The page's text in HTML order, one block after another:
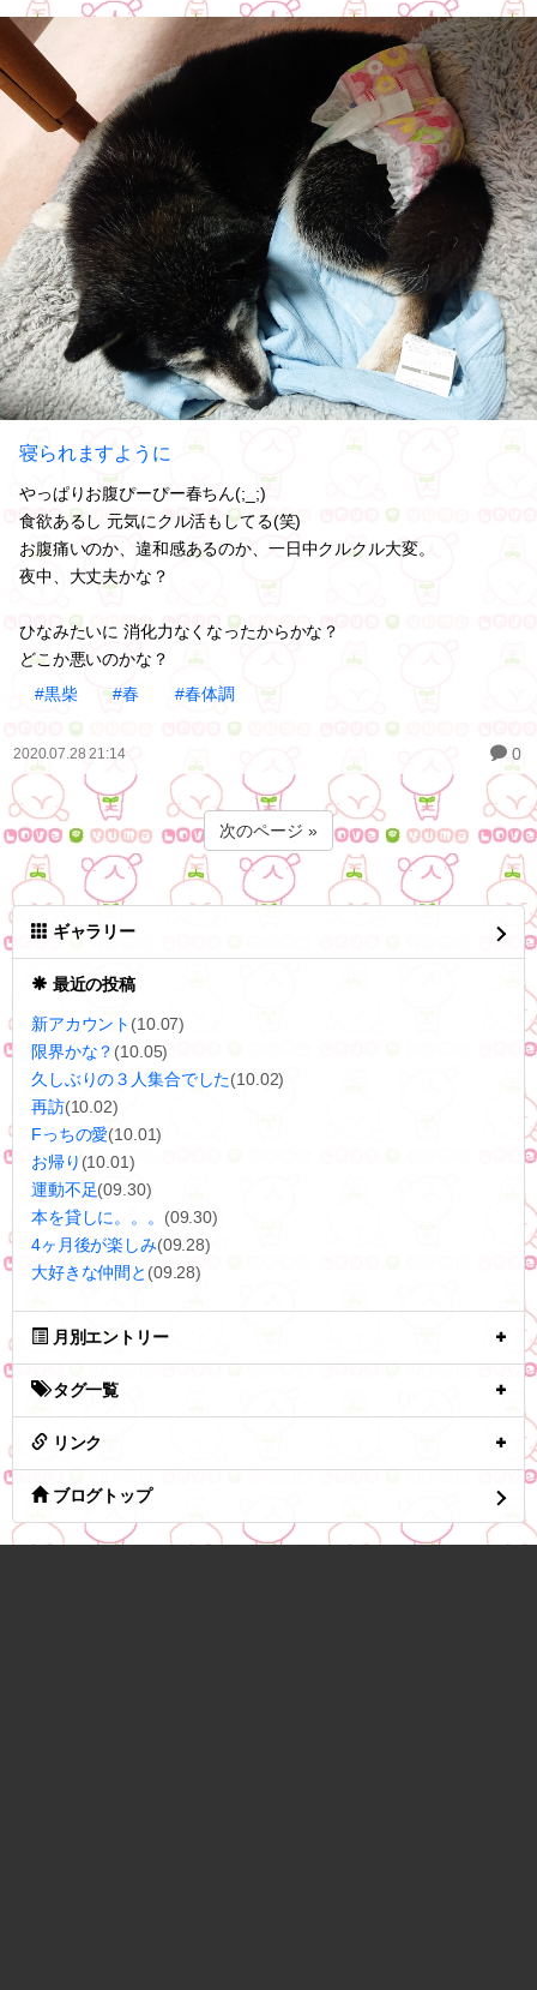
寝られますように
やっぱりお腹ぴーぴー春ちん(;_;)
食欲あるし 元気にクル活もしてる(笑)
お腹痛いのか、違和感あるのか、一日中クルクル大変。
夜中、大丈夫かな？
ひなみたいに 消化力なくなったからかな？
どこか悪いのかな？
#黒柴
#春 #春体調
2020.07.28 21:14 0
次のページ »
ギャラリー
最近の投稿
新アカウント (10.07)
限界かな？ (10.05)
久しぶりの３人集合でした(10.02)
再訪(10.02)
Fっちの愛(10.01)
お帰り (10.01)
運動不足(09.30)
本を貸しに。。。 (09.30)
4ヶ月後が楽しみ(09.28)
大好きな仲間と (09.28)
月別エントリー
タグ一覧
リンク
ブログトップ